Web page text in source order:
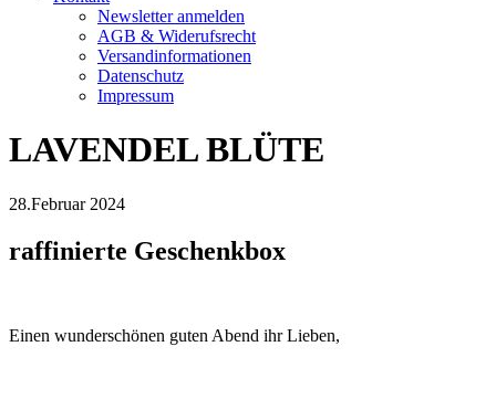
Newsletter anmelden
AGB & Widerufsrecht
Versandinformationen
Datenschutz
Impressum
LAVENDEL BLÜTE
28.Februar 2024
raffinierte Geschenkbox
Einen wunderschönen guten Abend ihr Lieben,